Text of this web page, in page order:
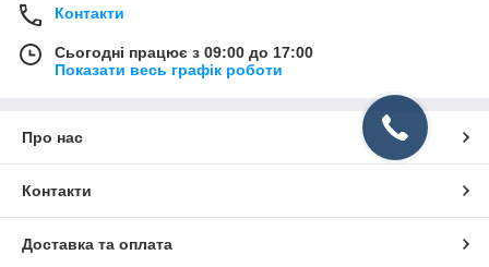
Контакти
Сьогодні працює з 09:00 до 17:00
Показати весь графік роботи
Про нас
Контакти
Доставка та оплата